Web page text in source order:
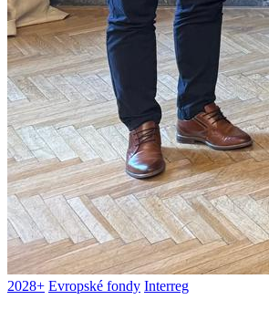
2028+ Evropské fondy Interreg